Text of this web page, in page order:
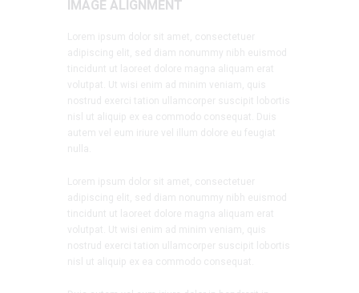
IMAGE ALIGNMENT
Lorem ipsum dolor sit amet, consectetuer
adipiscing elit, sed diam nonummy nibh euismod
tincidunt ut laoreet dolore magna aliquam erat
volutpat. Ut wisi enim ad minim veniam, quis
nostrud exerci tation ullamcorper suscipit lobortis
nisl ut aliquip ex ea commodo consequat. Duis
autem vel eum iriure vel illum dolore eu feugiat
nulla.
Lorem ipsum dolor sit amet, consectetuer
adipiscing elit, sed diam nonummy nibh euismod
tincidunt ut laoreet dolore magna aliquam erat
volutpat. Ut wisi enim ad minim veniam, quis
nostrud exerci tation ullamcorper suscipit lobortis
nisl ut aliquip ex ea commodo consequat.